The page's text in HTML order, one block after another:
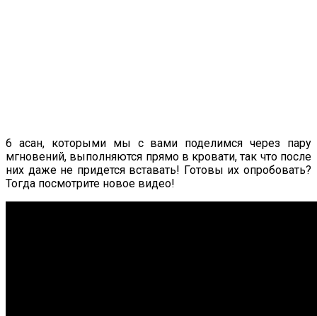
6 асан, которыми мы с вами поделимся через пару
мгновений, выполняются прямо в кровати, так что после
них даже не придется вставать! Готовы их опробовать?
Тогда посмотрите новое видео!